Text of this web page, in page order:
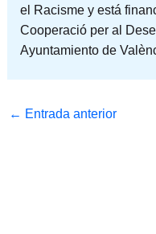
el Racisme y está
Cooperació per al
Ayuntamiento de
← Entrada anterior